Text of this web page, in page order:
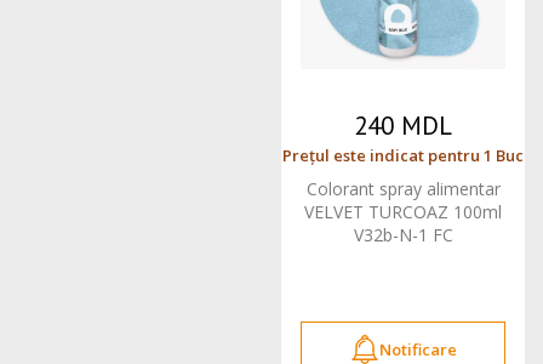
240 MDL
Prețul este indicat pentru 1 Buc
Colorant spray alimentar
VELVET TURCOAZ 100ml
V32b-N-1 FC
Notificare